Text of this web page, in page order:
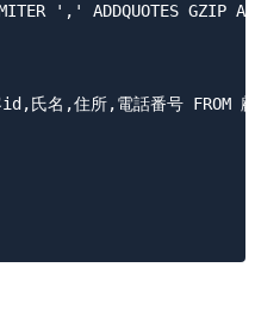
',' ADDQUOTES GZIP
氏名,住所,電話番号 FROM